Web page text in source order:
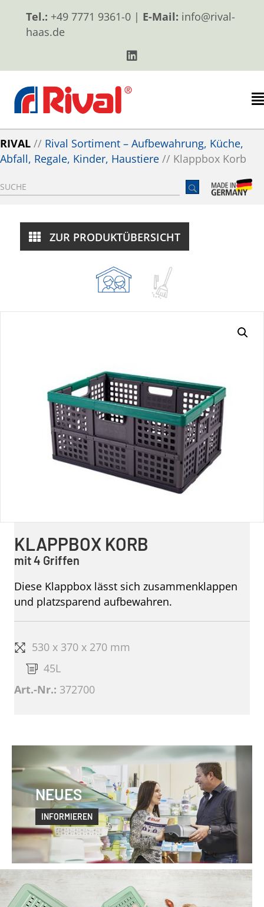
Tel.: +49 7771 9361-0 | E-Mail: info@rival-
haas.de
RIVAL // Rival Sortiment – Aufbewahrung, Küche,
Abfall, Regale, Kinder, Haustiere // Klappbox Korb
ZUR PRODUKTÜBERSICHT
KLAPPBOX KORB
mit 4 Griffen
Diese Klappbox lässt sich zusammenklappen
und platzsparend aufbewahren.
530 x 370 x 270 mm
45L
Art.-Nr.: 372700
NEUES
INFORMIEREN